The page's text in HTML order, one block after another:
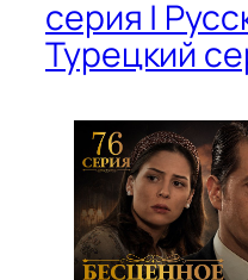
серия |
Турецкий